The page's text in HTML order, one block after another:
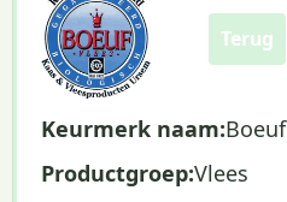
Terug
Keurmerk naam:Boeuf
Productgroep:Vlees